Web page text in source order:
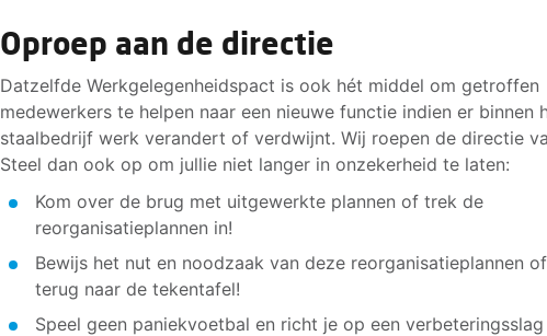
Oproep aan de directie
Datzelfde Werkgelegenheidspact is ook hét middel om getroffen
medewerkers te helpen naar een nieuwe functie indien er binnen
staalbedrijf werk verandert of verdwijnt. Wij roepen de directie
Steel dan ook op om jullie niet langer in onzekerheid te laten:
Kom over de brug met uitgewerkte plannen of trek de
reorganisatieplannen in!
Bewijs het nut en noodzaak van deze reorganisatieplannen
terug naar de tekentafel!
Speel geen paniekvoetbal en richt je op een